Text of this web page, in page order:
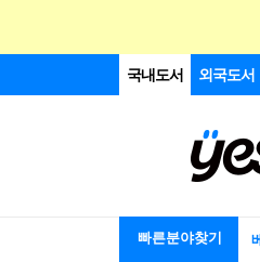
국내도서 외국도서
빠른분야찾기